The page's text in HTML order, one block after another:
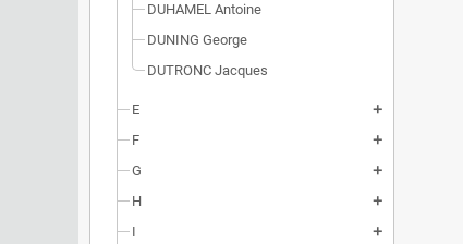
DUHAMEL Antoine
DUNING George
DUTRONC Jacques
E add
F add
G add
H add
I add